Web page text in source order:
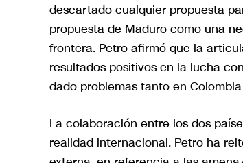
descartado cualquier propuesta
propuesta de Maduro como una
frontera. Petro afirmó que la
resultados positivos en la lucha
dado problemas tanto en
La colaboración entre los dos
realidad internacional. Petro ha